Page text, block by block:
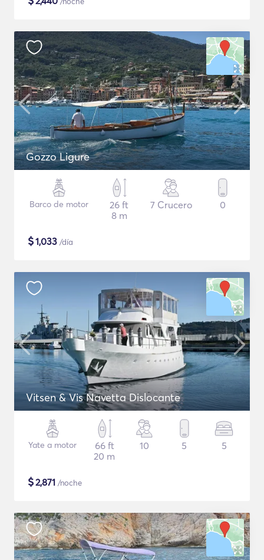
Gozzo Ligure
Barco de motor
26 ft
8 m
7 Crucero 0
$1,033 /día
Vitsen & Vis Navetta Dislocante
Yate a motor
66 ft
20 m
10 5 5
$2,871 /noche